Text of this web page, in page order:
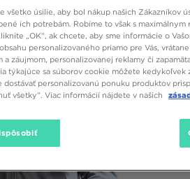
všetko úsilie, aby bol nákup našich Zákazníkov
ich potrebám. Robíme to však s
„OK”, ak chcete, aby sme informácie o
personalizovaného priamo pre Vás,
a záujmom, personalizovanej reklamy či
týkajúce sa súborov cookie môžete kedykoľvek
dostávať personalizovanú ponuku produktov
všetky”. Viac informácií nájdete v našich